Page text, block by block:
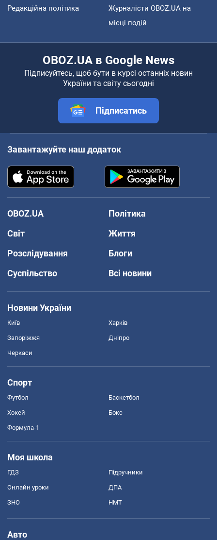
Редакційна політика
Журналісти OBOZ.UA на
місці подій
OBOZ.UA в Google News
Підписуйтесь, щоб бути в курсі останніх новин
України та світу сьогодні
Підписатись
Завантажуйте наш додаток
OBOZ.UA
Політика
Світ
Життя
Розслідування
Блоги
Суспільство
Всі новини
Новини України
Київ Харків
Запоріжжя Дніпро
Черкаси
Спорт
Футбол Баскетбол
Хокей Бокс
Формула-1
Моя школа
ГДЗ Підручники
Онлайн уроки ДПА
ЗНО НМТ
Авто